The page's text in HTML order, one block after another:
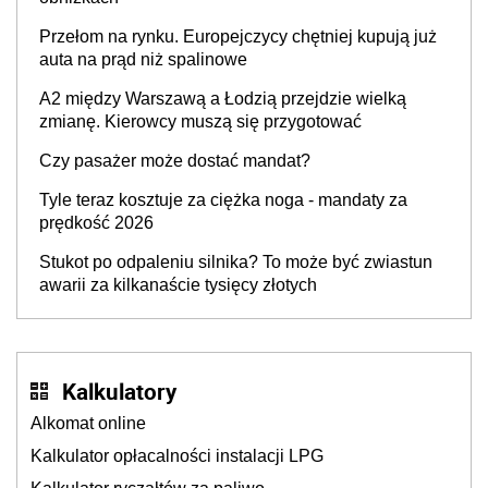
Przełom na rynku. Europejczycy chętniej kupują już
auta na prąd niż spalinowe
A2 między Warszawą a Łodzią przejdzie wielką
zmianę. Kierowcy muszą się przygotować
Czy pasażer może dostać mandat?
Tyle teraz kosztuje za ciężka noga - mandaty za
prędkość 2026
Stukot po odpaleniu silnika? To może być zwiastun
awarii za kilkanaście tysięcy złotych
Kalkulatory
Alkomat online
Kalkulator opłacalności instalacji LPG